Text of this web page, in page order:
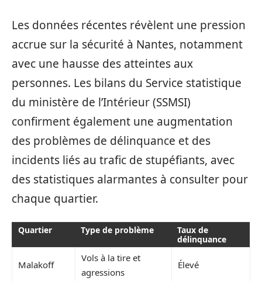
Les données récentes révèlent une pression
accrue sur la sécurité à Nantes, notamment
avec une hausse des atteintes aux
personnes. Les bilans du Service statistique
du ministère de l’Intérieur (SSMSI)
confirment également une augmentation
des problèmes de délinquance et des
incidents liés au trafic de stupéfiants, avec
des statistiques alarmantes à consulter pour
chaque quartier.
Quartier Type de problème
Taux de
délinquance
Malakoff
Vols à la tire et
agressions
Élevé